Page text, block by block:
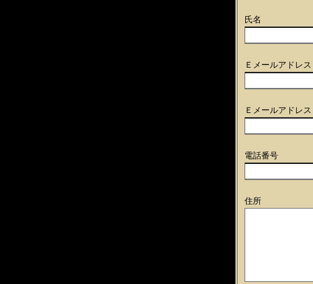
氏名
Ｅメールアドレス
Ｅメールアドレ
電話番号
住所